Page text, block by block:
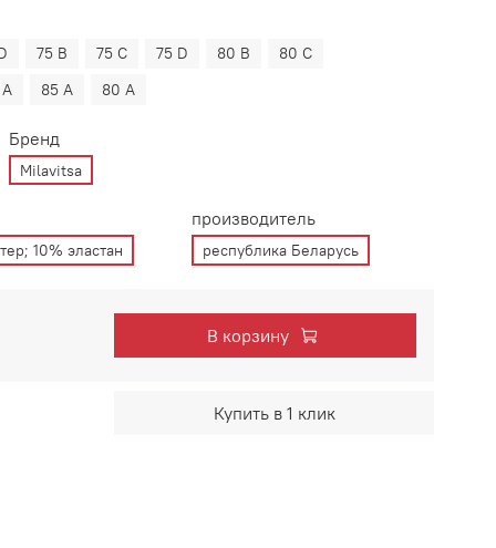
75 B 75 C 75 D 80 B
80 C
А
85 A 80 A
Бренд
Milavitsa
10% эластан
производитель
республика Беларусь
В корзину
Купить в 1 клик